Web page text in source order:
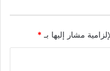
مشار إليها بـ *